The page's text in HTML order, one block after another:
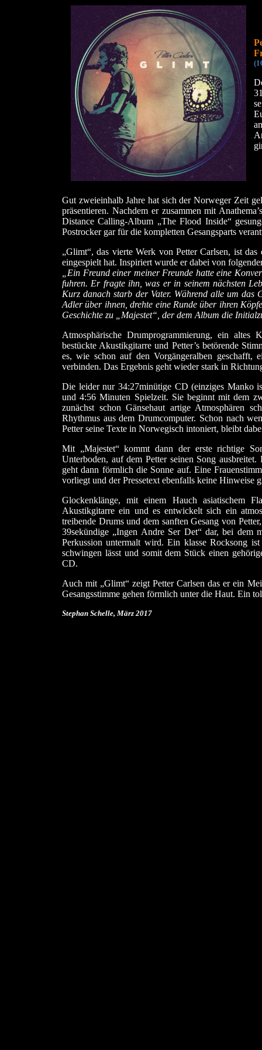
Gut zweieinhalb Jahre hat sich der Norweger Zeit
präsentieren. Nachdem er zusammen mit
Distance Calling-Album „The Flood Inside“
Postrocker gar für die kompletten Gesangsparts
„Glimt“, das vierte Werk von Petter Carlsen, ist
eingespielt hat. Inspiriert wurde er dabei von
„Ein Freund einer meiner Freunde hatte eine
fuhren. Er fragte ihn, was er in seinem nächsten
Kurz danach starb der Vater. Während alle um das
Adler über ihnen, drehte eine Runde über ihren
Geschichte zu „Majestet“, der dem Album die
Atmosphärische Drumprogrammierung, ein
bestückte Akustikgitarre und Petter’s betörende
es, wie schon auf den Vorgängeralben geschafft,
verbinden. Das Ergebnis geht wieder stark in
Die leider nur 34:27minütige CD (einziges Manko
und 4:56 Minuten Spielzeit. Sie beginnt mit dem
zunächst schon Gänsehaut artige Atmosphären
Rhythmus aus dem Drumcomputer. Schon nach
Petter seine Texte in Norwegisch intoniert, bleibt
Mit „Majestet“ kommt dann der erste richtige
Unterboden, auf dem Petter seinen Song
geht dann förmlich die Sonne auf. Eine
vorliegt und der Pressetext ebenfalls keine Hinweise
Glockenklänge, mit einem Hauch asiatischem
Akustikgitarre ein und es entwickelt sich ein
treibende Drums und dem sanften Gesang von
39sekündige „Ingen Andre Ser Det“ dar, bei dem
Perkussion untermalt wird. Ein klasse Rocksong
schwingen lässt und somit dem Stück einen
CD.
Auch mit „Glimt“ zeigt Petter Carlsen das er ein
Gesangsstimme gehen förmlich unter die Haut. Ein
Stephan Schelle, März 2017